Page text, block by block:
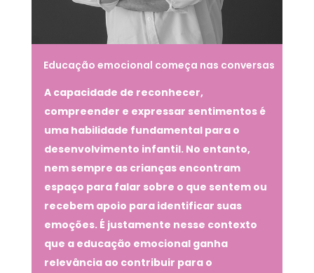
Educação emocional começa nas conversas
A capacidade de reconhecer,
compreender e expressar sentimentos é
uma habilidade fundamental para o
desenvolvimento infantil. No entanto,
nem sempre as crianças encontram
espaço para falar sobre o que sentem ou
recebem apoio para identificar suas
emoções. É justamente nesse contexto
que a educação emocional ganha
relevância ao contribuir para o